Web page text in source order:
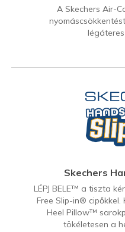
A Skechers Air-
Skechers
LÉPJ BELE™ a tiszta
Free Slip-in® cipőkkel.
Heel Pillow™
tökéletesen a